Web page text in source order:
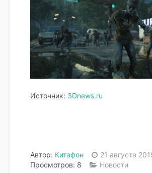
Источник: 3Dnews.ru
Автор: Китафон
21 августа
Просмотров: 8
Новости